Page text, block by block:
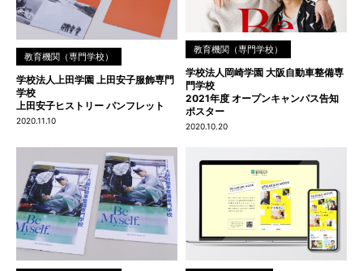
教育機関（専門学校）
学校法人上田学園 上田安子服飾専門
学校
上田安子ヒストリー パンフレット
2020.11.10
教育機関（専門学校）
学校法人岡崎学園 大阪自動車整備専
門学校
2021年度 オープンキャンパス告知
ポスター
2020.10.20